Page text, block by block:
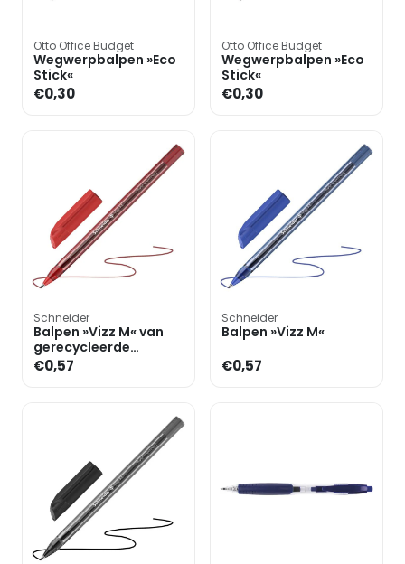
Otto Office Budget
Wegwerpbalpen »Eco
Stick«
€0,30
Otto Office Budget
Wegwerpbalpen »Eco
Stick«
€0,30
Schneider
Balpen »Vizz M« van
gerecycleerde
kunststof
€0,57
Schneider
Balpen »Vizz M«
€0,57